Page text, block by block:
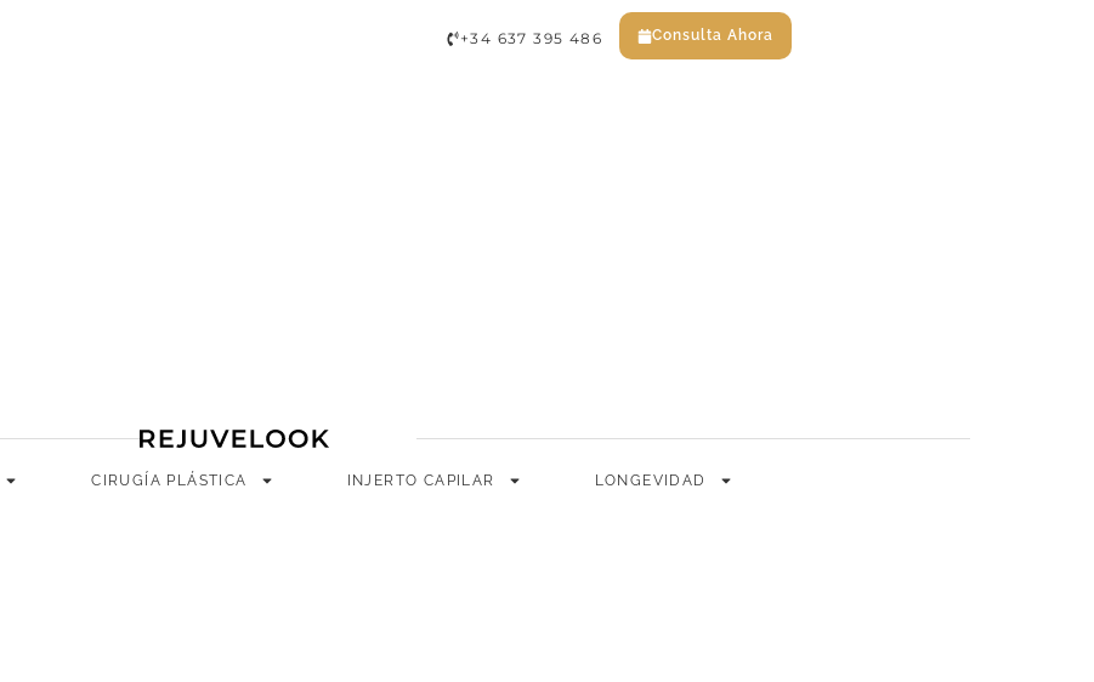
EN ES Consulta Ahora
+34 637 395 486 Consulta Ahora
CIRUGÍA PLÁSTICA INJERTO CAPILAR LONGEVIDAD